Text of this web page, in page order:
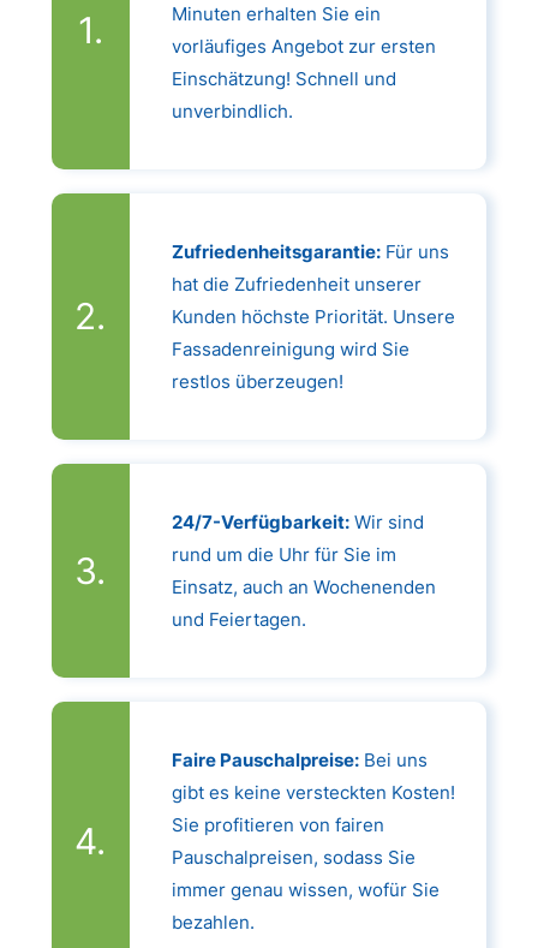
Minuten erhalten Sie ein
vorläufiges Angebot zur ersten
Einschätzung! Schnell und
unverbindlich.
Zufriedenheitsgarantie:Für uns
hat die Zufriedenheit unserer
Kunden höchste Priorität. Unsere
Fassadenreinigung wird Sie
restlos überzeugen!
24/7-Verfügbarkeit:Wir sind
rund um die Uhr für Sie im
Einsatz, auch an Wochenenden
und Feiertagen.
Faire Pauschalpreise:Bei uns
gibt es keine versteckten Kosten!
Sie profitieren von fairen
Pauschalpreisen, sodass Sie
immer genau wissen, wofür Sie
bezahlen.